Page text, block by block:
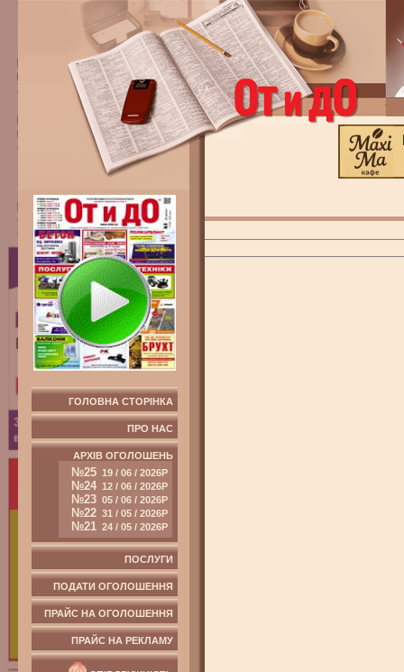
ГОЛОВНА СТОРІНКА
ПРО НАС
АРХІВ ОГОЛОШЕНЬ
№25 19 / 06 / 2026Р
№24 12 / 06 / 2026Р
№23 05 / 06 / 2026Р
№22 31 / 05 / 2026Р
№21 24 / 05 / 2026Р
ПОСЛУГИ
ПОДАТИ ОГОЛОШЕННЯ
ПРАЙС НА ОГОЛОШЕННЯ
ПРАЙС НА РЕКЛАМУ